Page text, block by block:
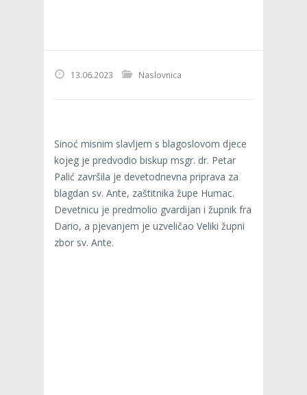
13.06.2023 Naslovnica
Sinoć misnim slavljem s blagoslovom djece
kojeg je predvodio biskup msgr. dr. Petar
Palić završila je devetodnevna priprava za
blagdan sv. Ante, zaštitnika župe Humac.
Devetnicu je predmolio gvardijan i župnik fra
Dario, a pjevanjem je uzveličao Veliki župni
zbor sv. Ante.